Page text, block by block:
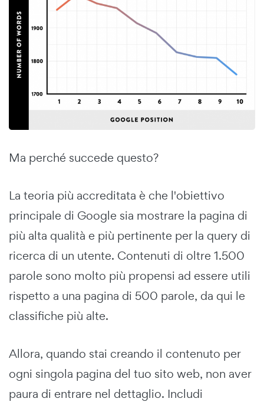
Ma perché succede questo?
La teoria più accreditata è che l'obiettivo
principale di Google sia mostrare la pagina di
più alta qualità e più pertinente per la query di
ricerca di un utente. Contenuti di oltre 1.500
parole sono molto più propensi ad essere utili
rispetto a una pagina di 500 parole, da qui le
classifiche più alte.
Allora, quando stai creando il contenuto per
ogni singola pagina del tuo sito web, non aver
paura di entrare nel dettaglio. Includi